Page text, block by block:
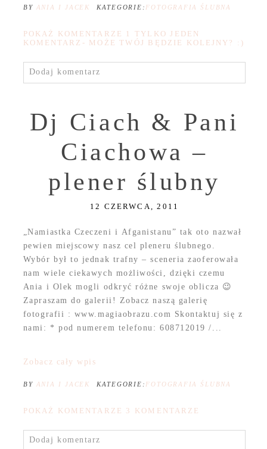
BY ANIA I JACEK KATEGORIE: FOTOGRAFIA ŚLUBNA
POKAŻ KOMENTARZE
1 TYLKO JEDEN
KOMENTARZ- MOŻE TWÓJ BĘDZIE KOLEJNY? :)
Dodaj komentarz
Dj Ciach & Pani
Ciachowa –
plener ślubny
12 CZERWCA, 2011
„Namiastka Czeczeni i Afganistanu” tak oto nazwał
pewien miejscowy nasz cel pleneru ślubnego.
Wybór był to jednak trafny – sceneria zaoferowała
nam wiele ciekawych możliwości, dzięki czemu
Ania i Olek mogli odkryć różne swoje oblicza 😉
Zapraszam do galerii! Zobacz naszą galerię
fotografii : www.magiaobrazu.com Skontaktuj się z
nami: * pod numerem telefonu: 608712019 /...
Zobacz cały wpis
BY ANIA I JACEK KATEGORIE: FOTOGRAFIA ŚLUBNA
POKAŻ KOMENTARZE 3 KOMENTARZE
Dodaj komentarz